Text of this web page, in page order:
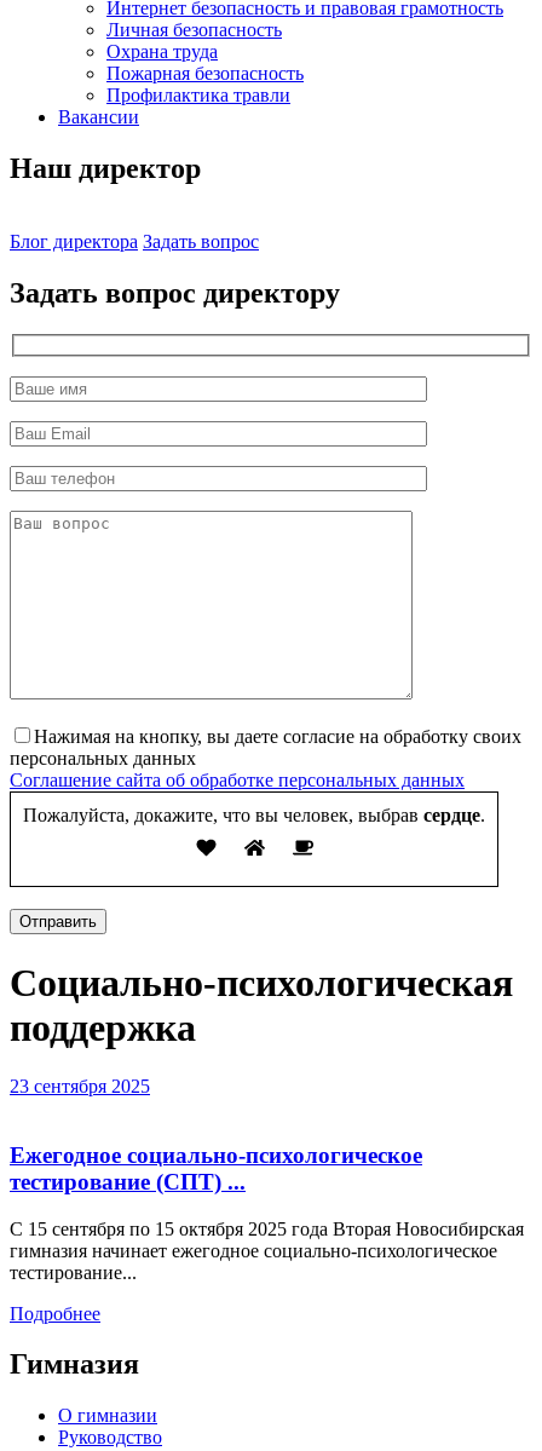
Интернет безопасность и правовая грамотность
Личная безопасность
Охрана труда
Пожарная безопасность
Профилактика травли
Вакансии
Наш директор
Блог директора Задать вопрос
Задать вопрос директору
Нажимая на кнопку, вы даете согласие на обработку своих
персональных данных
Соглашение сайта об обработке персональных данных
Пожалуйста, докажите, что вы человек, выбрав сердце.
Отправить
Социально-психологическая
поддержка
23 сентября 2025
Ежегодное социально-психологическое
тестирование (СПТ) ...
С 15 сентября по 15 октября 2025 года Вторая Новосибирская
гимназия начинает ежегодное социально-психологическое
тестирование...
Подробнее
Гимназия
О гимназии
Руководство